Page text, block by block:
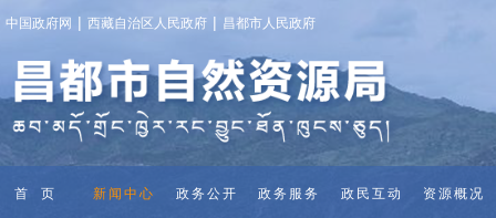
中国政府网 | 西藏自治区人民政府 | 昌都市人民政府
首页 新闻中心 政务公开 政务服务 政民互动 资源概况